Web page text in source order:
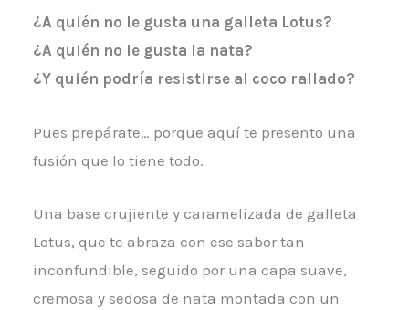
¿A quién no le gusta una galleta Lotus?
¿A quién no le gusta la nata?
¿Y quién podría resistirse al coco rallado?
Pues prepárate… porque aquí te presento una
fusión que lo tiene todo.
Una base crujiente y caramelizada de galleta
Lotus, que te abraza con ese sabor tan
inconfundible, seguido por una capa suave,
cremosa y sedosa de nata montada con un